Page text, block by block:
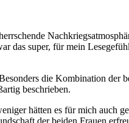
das super, für mein
die Kombination der
beschrieben.
hätten es für mich auch
der beiden Frauen